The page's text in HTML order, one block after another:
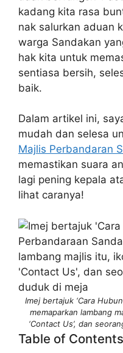
kadang kita rasa
nak salurkan aduan
warga Sandakan
hak kita untuk
sentiasa bersih,
baik.
Dalam artikel ini,
mudah dan selesa
Majlis Perbandaran
memastikan suara
lagi pening kepala
lihat caranya!
Imej bertajuk ‘Cara
memaparkan lambang
‘Contact Us’, dan
Table of Contents